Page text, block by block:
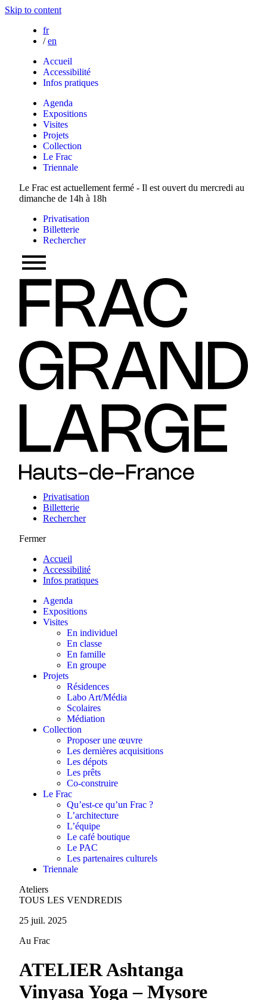
Skip to content
fr
/ en
Accueil
Accessibilité
Infos pratiques
Agenda
Expositions
Visites
Projets
Collection
Le Frac
Triennale
Le Frac est actuellement fermé - Il est ouvert du mercredi au
dimanche de 14h à 18h
Privatisation
Billetterie
Rechercher
Privatisation
Billetterie
Rechercher
Fermer
Accueil
Accessibilité
Infos pratiques
Agenda
Expositions
Visites
En individuel
En classe
En famille
En groupe
Projets
Résidences
Labo Art/Média
Scolaires
Médiation
Collection
Proposer une œuvre
Les dernières acquisitions
Les dépots
Les prêts
Co-construire
Le Frac
Qu’est-ce qu’un Frac ?
L’architecture
L’équipe
Le café boutique
Le PAC
Les partenaires culturels
Triennale
Ateliers
TOUS LES VENDREDIS
25 juil. 2025
Au Frac
ATELIER Ashtanga
Vinyasa Yoga – Mysore